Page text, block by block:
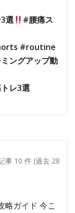
選
#腰痛ス
#routine
ングアップ動
レ3選
事 10 件 (過去 28
略ガイド 今こ